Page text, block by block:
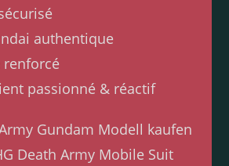
authentique
renforcé
passionné & réactif
Gundam Modell kaufen
Death Army Mobile Suit